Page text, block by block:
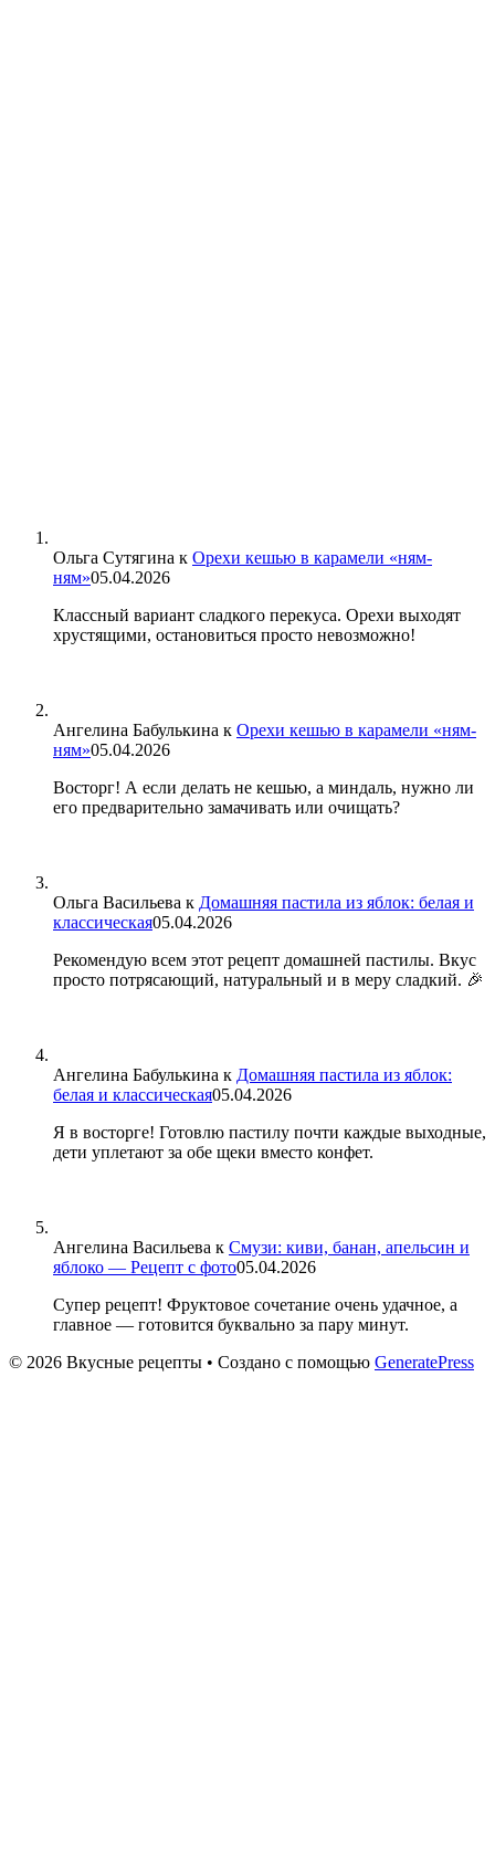
Ольга Сутягина к Орехи кешью в карамели «ням-
ням»05.04.2026
Классный вариант сладкого перекуса. Орехи выходят
хрустящими, остановиться просто невозможно!
Ангелина Бабулькина к Орехи кешью в карамели «ням-
ням»05.04.2026
Восторг! А если делать не кешью, а миндаль, нужно ли
его предварительно замачивать или очищать?
Ольга Васильева к Домашняя пастила из яблок: белая и
классическая05.04.2026
Рекомендую всем этот рецепт домашней пастилы. Вкус
просто потрясающий, натуральный и в меру сладкий. 🎉
Ангелина Бабулькина к Домашняя пастила из яблок:
белая и классическая05.04.2026
Я в восторге! Готовлю пастилу почти каждые выходные,
дети уплетают за обе щеки вместо конфет.
Ангелина Васильева к Смузи: киви, банан, апельсин и
яблоко — Рецепт с фото05.04.2026
Супер рецепт! Фруктовое сочетание очень удачное, а
главное — готовится буквально за пару минут.
© 2026 Вкусные рецепты • Создано с помощью GeneratePress